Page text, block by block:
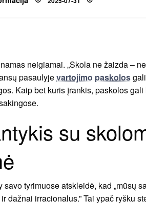
on
neigiamai. „Skola ne žaizda –
pasaulyjevartojimo paskolos
Kaip bet kuris įrankis, paskolos
su
tyrimuose atskleidė, kad „mūsų
dažnai irracionalus.” Tai ypač ryšku